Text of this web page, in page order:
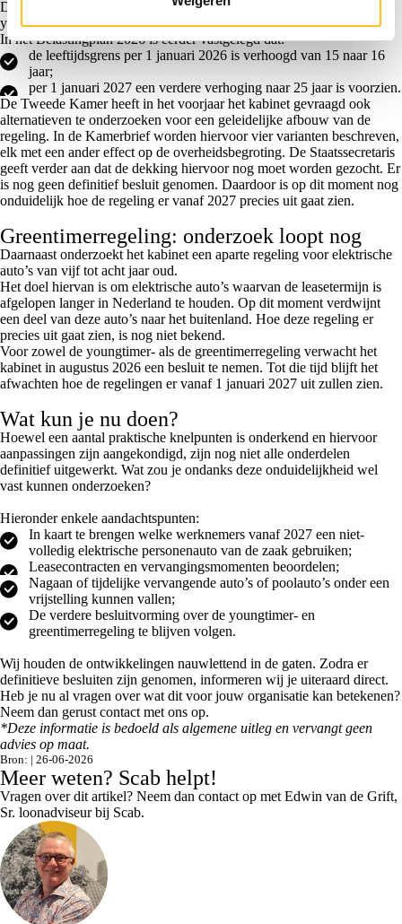
De staatssecretaris heeft ook een update gegeven over de
youngtimerregeling.
In het Belastingplan 2026 is eerder vastgelegd dat:
de leeftijdsgrens per 1 januari 2026 is verhoogd van 15 naar 16
jaar;
per 1 januari 2027 een verdere verhoging naar 25 jaar is voorzien.
De Tweede Kamer heeft in het voorjaar het kabinet gevraagd ook
alternatieven te onderzoeken voor een geleidelijke afbouw van de
regeling. In de Kamerbrief worden hiervoor vier varianten beschreven,
elk met een ander effect op de overheidsbegroting. De Staatssecretaris
geeft verder aan dat de dekking hiervoor nog moet worden gezocht. Er
is nog geen definitief besluit genomen. Daardoor is op dit moment nog
onduidelijk hoe de regeling er vanaf 2027 precies uit gaat zien.
Greentimerregeling: onderzoek loopt nog
Daarnaast onderzoekt het kabinet een aparte regeling voor elektrische
auto’s van vijf tot acht jaar oud.
Het doel hiervan is om elektrische auto’s waarvan de leasetermijn is
afgelopen langer in Nederland te houden. Op dit moment verdwijnt
een deel van deze auto’s naar het buitenland. Hoe deze regeling er
precies uit gaat zien, is nog niet bekend.
Voor zowel de youngtimer- als de greentimerregeling verwacht het
kabinet in augustus 2026 een besluit te nemen. Tot die tijd blijft het
afwachten hoe de regelingen er vanaf 1 januari 2027 uit zullen zien.
Wat kun je nu doen?
Hoewel een aantal praktische knelpunten is onderkend en hiervoor
aanpassingen zijn aangekondigd, zijn nog niet alle onderdelen
definitief uitgewerkt. Wat zou je ondanks deze onduidelijkheid wel
vast kunnen onderzoeken?
Hieronder enkele aandachtspunten:
In kaart te brengen welke werknemers vanaf 2027 een niet-
volledig elektrische personenauto van de zaak gebruiken;
Leasecontracten en vervangingsmomenten beoordelen;
Nagaan of tijdelijke vervangende auto’s of poolauto’s onder een
vrijstelling kunnen vallen;
De verdere besluitvorming over de youngtimer- en
greentimerregeling te blijven volgen.
Wij houden de ontwikkelingen nauwlettend in de gaten. Zodra er
definitieve besluiten zijn genomen, informeren wij je uiteraard direct.
Heb je nu al vragen over wat dit voor jouw organisatie kan betekenen?
Neem dan gerust contact met ons op.
*Deze informatie is bedoeld als algemene uitleg en vervangt geen
advies op maat.
Bron: | 26-06-2026
Meer weten? Scab helpt!
Vragen over dit artikel? Neem dan contact op met Edwin van de Grift,
Sr. loonadviseur bij Scab.